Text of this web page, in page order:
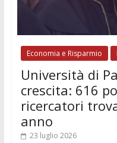
Economia e Risparmio
Università di
crescita: 616
ricercatori
anno
23 luglio 2026